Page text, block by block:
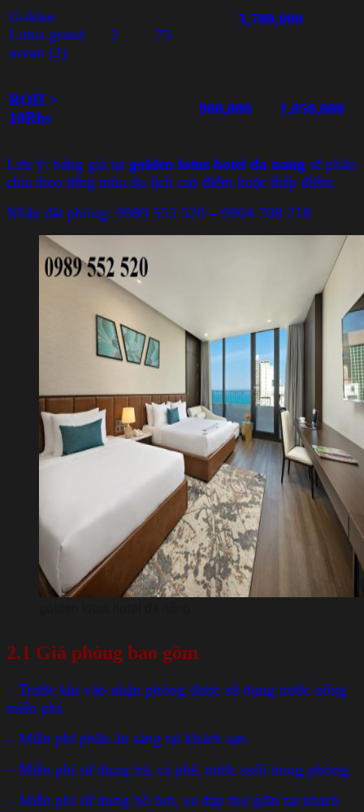
Golden
Lotus grand
ocean (2)
2 75
3,700,000
ROH >
10Rhs
900,000 1,050,000
Lưu ý: bảng giá tại golden lotus hotel da nang sẽ phân
chia theo từng mùa du lịch cao điểm hoặc thấp điểm.
Nhận đặt phòng: 0989 552 520 – 0904 708 218
2.1 Giá phòng bao gồm
– Trước khi vào nhận phòng được sử dụng nước uống
miễn phí.
– Miễn phí phần ăn sáng tại khách sạn.
– Miễn phí sử dụng trà, cà phê, nước suối trong phòng.
– Miễn phí sử dụng hồ bơi, xe đạp thư giãn tại khách